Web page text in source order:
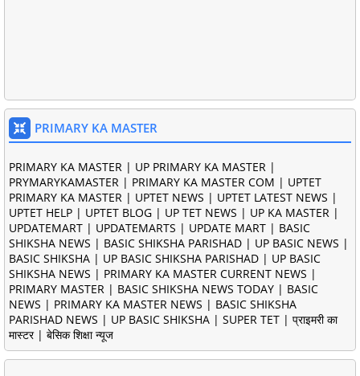
PRIMARY KA MASTER
PRIMARY KA MASTER | UP PRIMARY KA MASTER |
PRYMARYKAMASTER | PRIMARY KA MASTER COM | UPTET
PRIMARY KA MASTER | UPTET NEWS | UPTET LATEST NEWS |
UPTET HELP | UPTET BLOG | UP TET NEWS | UP KA MASTER |
UPDATEMART | UPDATEMARTS | UPDATE MART | BASIC
SHIKSHA NEWS | BASIC SHIKSHA PARISHAD | UP BASIC NEWS |
BASIC SHIKSHA | UP BASIC SHIKSHA PARISHAD | UP BASIC
SHIKSHA NEWS | PRIMARY KA MASTER CURRENT NEWS |
PRIMARY MASTER | BASIC SHIKSHA NEWS TODAY | BASIC
NEWS | PRIMARY KA MASTER NEWS | BASIC SHIKSHA
PARISHAD NEWS | UP BASIC SHIKSHA | SUPER TET | प्राइमरी का
मास्टर | बेसिक शिक्षा न्यूज